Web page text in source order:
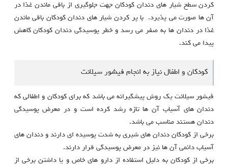
کردن سطح شیار های دندان کودکان جهت جلوگیری از باقی ماندن غذا در
آن ها صورت می پذیرد. با پر کردن شیار های دندان کودکان باقی ماندن
غذا در دندان ها به صفر می رسد و خطر پوسیدگی دندان کودکان کاهش
پیدا می کند.
کودکان و اطفال نیاز به انجام فیشور سیلانت
فیشور سیلانت یک روش پیشگیرانه می باشد که برای کودکان و اطفالی که
دندان های آسیاب آن ها تازه رشد کرده است و در معرض پوسیدگی
دندان هستند مناسب می باشد.
برخی از کودکان دندان های شیری به شدت پوسیده ای دارند و دندان های
آسیاب دائمی آن ها نیز در معرض پوسیدگی قرار دارند.
برخی از کودکان به دلیل استفاده از دارو های خاص و یا داشتن برخی از